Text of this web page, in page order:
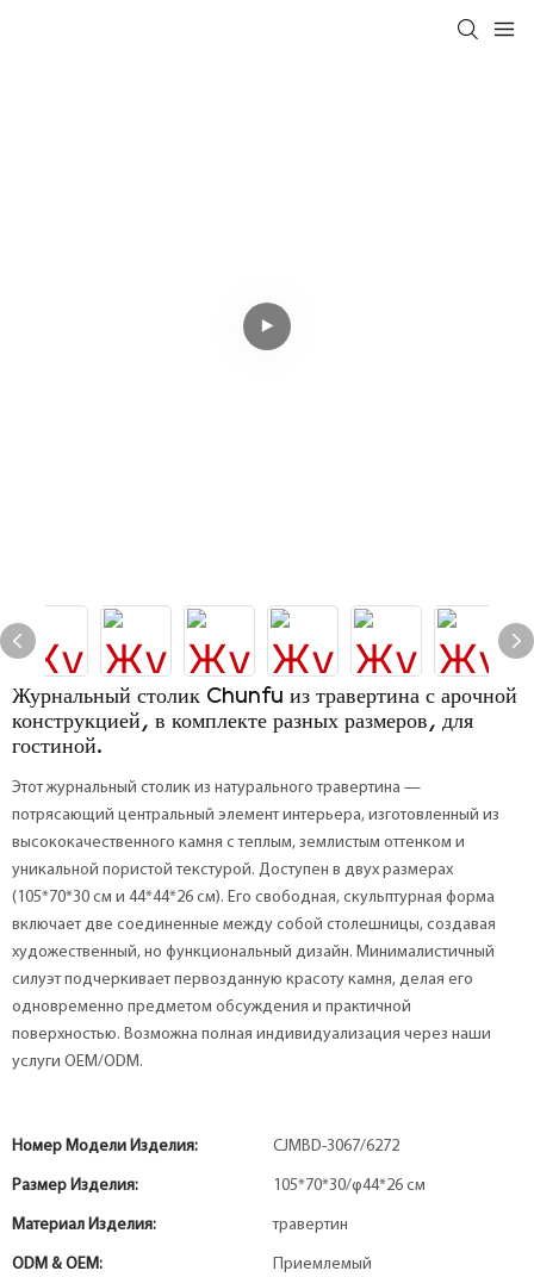
Журнальный столик Chunfu из травертина с арочной
конструкцией, в комплекте разных размеров, для
гостиной.
Этот журнальный столик из натурального травертина —
потрясающий центральный элемент интерьера, изготовленный из
высококачественного камня с теплым, землистым оттенком и
уникальной пористой текстурой. Доступен в двух размерах
(105*70*30 см и 44*44*26 см). Его свободная, скульптурная форма
включает две соединенные между собой столешницы, создавая
художественный, но функциональный дизайн. Минималистичный
силуэт подчеркивает первозданную красоту камня, делая его
одновременно предметом обсуждения и практичной
поверхностью. Возможна полная индивидуализация через наши
услуги OEM/ODM.
Номер Модели Изделия: CJMBD-3067/6272
Размер Изделия: 105*70*30/φ44*26 см
Материал Изделия: травертин
ODM & OEM: Приемлемый